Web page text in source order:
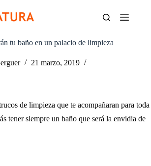
tu baño en un palacio de limpieza
21 marzo, 2019
de limpieza que te acompañaran para toda
tener siempre un baño que será la envidia de